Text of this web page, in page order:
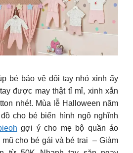
bé bảo vệ đôi tay nhỏ xinh ấy
được may thật tỉ mỉ, xinh xắn
nhé!. Mùa lễ Halloween năm
cho bé biến hình ngộ nghĩnh
gợi ý cho mẹ bộ quần áo
cho bé gái và bé trai – Giảm